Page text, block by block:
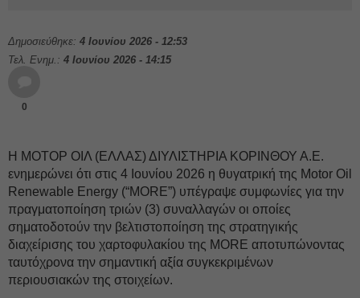
Δημοσιεύθηκε: 4 Ιουνίου 2026 - 12:53
Τελ. Ενημ.: 4 Ιουνίου 2026 - 14:15
0
Η ΜΟΤΟΡ ΟΙΛ (ΕΛΛΑΣ) ΔΙΥΛΙΣΤΗΡΙΑ ΚΟΡΙΝΘΟΥ Α.Ε.
ενημερώνει ότι στις 4 Ιουνίου 2026 η θυγατρική της Motor Oil
Renewable Energy (“MORE”) υπέγραψε συμφωνίες για την
πραγματοποίηση τριών (3) συναλλαγών οι οποίες
σηματοδοτούν την βελτιστοποίηση της στρατηγικής
διαχείρισης του χαρτοφυλακίου της MORE αποτυπώνοντας
ταυτόχρονα την σημαντική αξία συγκεκριμένων
περιουσιακών της στοιχείων.